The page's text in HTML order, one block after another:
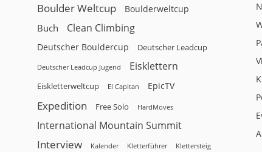
Boulder Weltcup Boulderweltcup
Buch Clean Climbing
Deutscher Bouldercup Deutscher Leadcup
Deutscher Leadcup Jugend Eisklettern
Eiskletterweltcup El Capitan EpicTV
Expedition Free Solo HardMoves
International Mountain Summit
Interview Kalender Kletterführer Klettersteig